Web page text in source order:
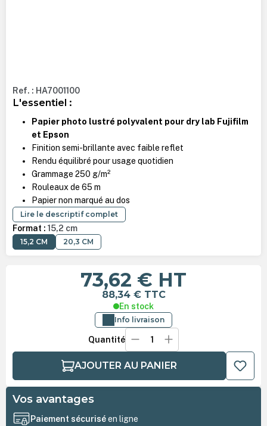
Ref. : HA7001100
L'essentiel :
Papier photo lustré polyvalent pour dry lab Fujifilm
et Epson
Finition semi-brillante avec faible reflet
Rendu équilibré pour usage quotidien
Grammage 250 g/m²
Rouleaux de 65 m
Papier non marqué au dos
Lire le descriptif complet
Format : 15,2 cm
15,2 CM 20,3 CM
73,62 € HT
88,34 € TTC
En stock
Info livraison
Quantité
AJOUTER AU PANIER
Vos avantages
Paiement sécuriséen ligne